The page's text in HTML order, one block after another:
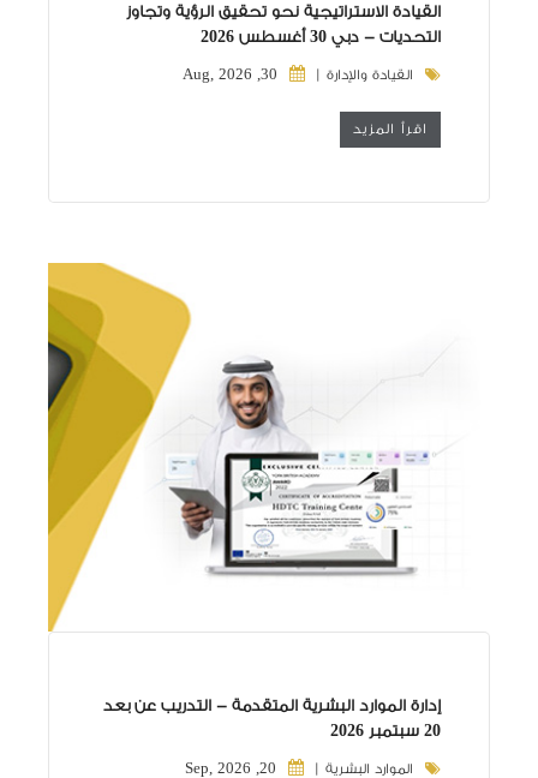
القيادة الاستراتيجية نحو تحقيق الرؤية وتجاوز
التحديات - دبي 30 أغسطس 2026
القيادة والإدارة | 30, Aug, 2026
اقرأ المزيد
إدارة الموارد البشرية المتقدمة - التدريب عن بعد
20 سبتمبر 2026
الموارد البشرية | 20, Sep, 2026